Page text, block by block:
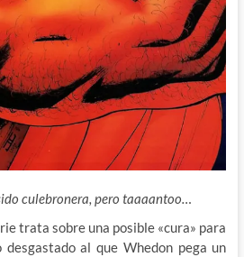
culebronera, pero taaaantoo…
trata sobre una posible «cura» para
al que Whedon pega un